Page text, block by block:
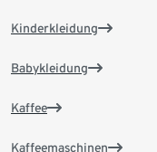
Kinderkleidung
Babykleidung
Kaffee
Kaffeemaschinen